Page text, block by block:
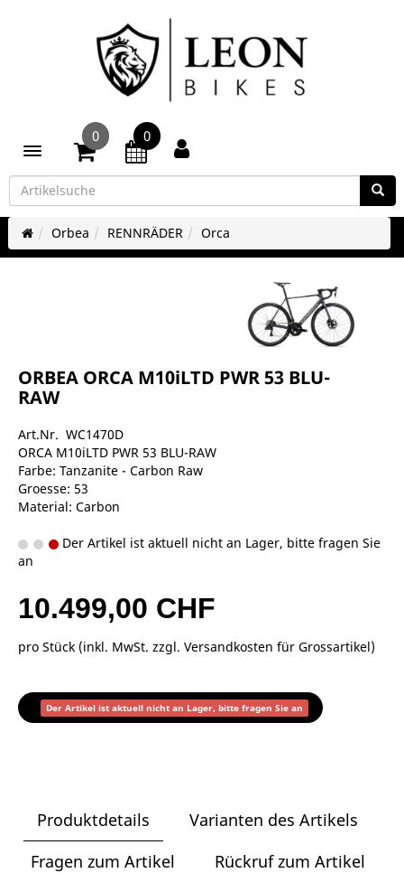
Toggle navigation
0 0
Orbea RENNRÄDER Orca
ORBEA ORCA M10iLTD PWR 53 BLU-
RAW
Art.Nr. WC1470D
ORCA M10iLTD PWR 53 BLU-RAW
Farbe: Tanzanite - Carbon Raw
Groesse: 53
Material: Carbon
Der Artikel ist aktuell nicht an Lager, bitte fragen Sie
an
10.499,00 CHF
pro Stück (inkl. MwSt. zzgl. Versandkosten für Grossartikel)
Der Artikel ist aktuell nicht an Lager, bitte fragen Sie an
Produktdetails
Varianten des Artikels
Fragen zum Artikel
Rückruf zum Artikel